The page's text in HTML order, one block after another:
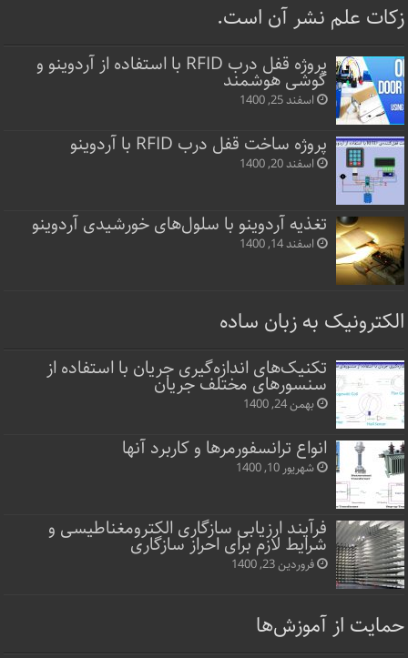
زکات علم نشر آن است.
پروژه قفل‌ درب RFID با استفاده از آردوینو و
گوشی هوشمند
اسفند 25, 1400
پروژه ساخت قفل‌ درب RFID با آردوینو
اسفند 20, 1400
تغذیه آردوینو با سلول‌های خورشیدی آردوینو
اسفند 14, 1400
الکترونیک به زبان ساده
تکنیک‌های اندازه‌گیری جریان با استفاده از
سنسورهای مختلف جریان
بهمن 24, 1400
انواع ترانسفورمرها و کاربرد آنها
شهریور 10, 1400
فرآیند ارزیابی سازگاری الکترومغناطیسی و
شرایط لازم برای احراز سازگاری
فروردین 23, 1400
حمایت از آموزش‌ها